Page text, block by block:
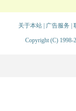
关于本站| 广告服务
Copyright (C) 1998-